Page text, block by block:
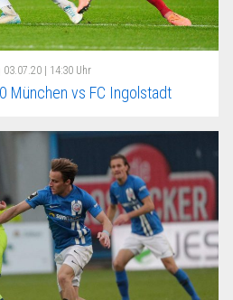
03.07.20 | 14:30 Uhr
München vs FC Ingolstadt